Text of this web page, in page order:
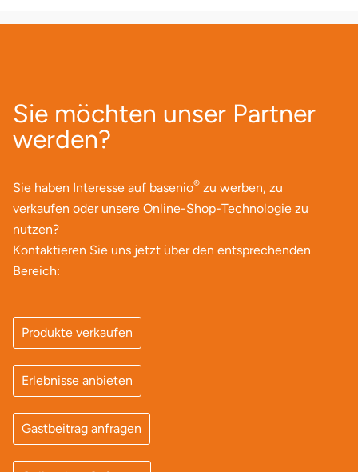
Sie möchten unser Partner
werden?
Sie haben Interesse auf basenio® zu werben, zu
verkaufen oder unsere Online-Shop-Technologie zu
nutzen?
Kontaktieren Sie uns jetzt über den entsprechenden
Bereich:
Produkte verkaufen
Erlebnisse anbieten
Gastbeitrag anfragen